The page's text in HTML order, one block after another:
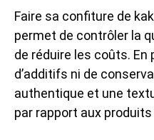
Faire sa confiture de
permet de contrôler la
de réduire les coûts. En
d’additifs ni de
authentique et une
par rapport aux